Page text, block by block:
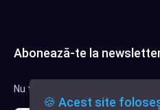
Abonează-te la
Nu trimitem spam, deci nu îți face
🍪 Acest site